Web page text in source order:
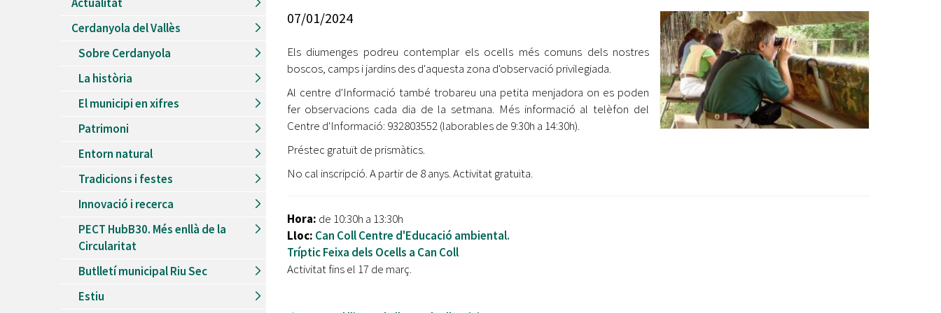
Recursos Humans
Ètica i Integritat
Retiment de Comptes
Accés a Informació Pública
Dades Obertes
Del26/06/2026al30/08/2026
Patis oberts temporada d'estiu
Piscines d'estiu a Cerdanyola
Del01/06/2026al30/09/2026
Refugis climàtics a Cerdanyola
Jocs d'aigua del Parc Cordelles
Del01/07/2024al31/08/2026
Decorem! Conte 'La truita de nabius'
jove 2026
Cerdanyola opta a més de 5 milions d'euros del Pla de
Barris per transformar les Fontetes, Quatre Cantons i
l'entorn de l'avinguda Catalunya
El FIT presenta el cartell de la seva 16a edició i dona el
tret de sortida al festival
L’Ajuntament reparteix ulleres gratuïtes per veure
l'eclipsi solar
Entitats
Equipaments
Mercats Municipals
Cerdanyola del Vallès
Sobre Cerdanyola
La història
El municipi en xifres
Patrimoni
Entorn natural
Tradicions i festes
Innovació i recerca
PECT HubB30. Més enllà de la
Circularitat
Butlletí municipal Riu Sec
Estiu
07/01/2024
Els diumenges podreu contemplar els ocells més comuns dels nostres
boscos, camps i jardins des d'aquesta zona d'observació privilegiada.
Al centre d'Informació també trobareu una petita menjadora on es poden
fer observacions cada dia de la setmana. Més informació al telèfon del
Centre d'Informació: 932803552 (laborables de 9:30h a 14:30h).
Préstec gratuït de prismàtics.
No cal inscripció. A partir de 8 anys. Activitat gratuïta.
Hora: de 10:30h a 13:30h
Lloc: Can Coll Centre d'Educació ambiental.
Tríptic Feixa dels Ocells a Can Coll
Activitat fins el 17 de març.